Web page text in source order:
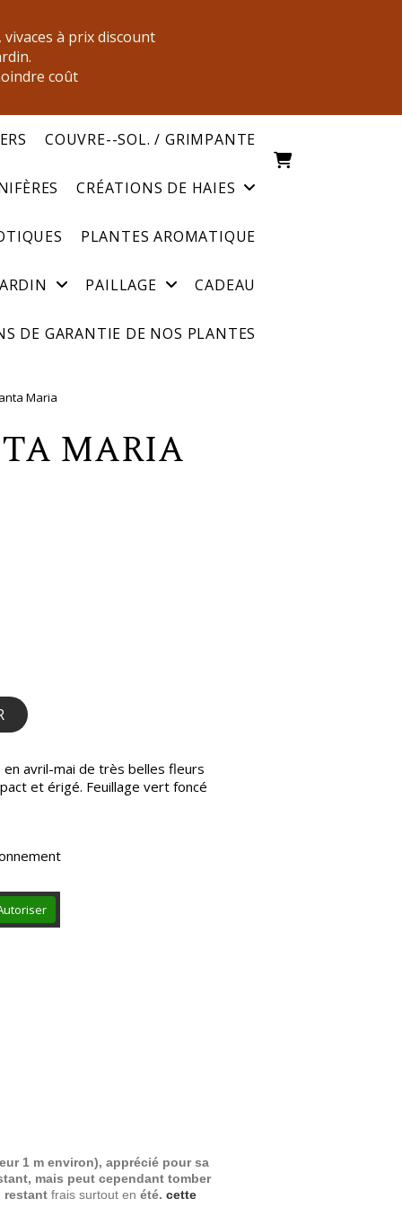
à prix discount
coût
COUVRE--SOL. / GRIMPANTE
CRÉATIONS DE HAIES
PLANTES AROMATIQUE
PAILLAGE CADEAU
DE GARANTIE DE NOS PLANTES
Maria
MARIA
avril-mai de très belles fleurs
et érigé. Feuillage vert foncé
1 m environ), apprécié pour sa
mais peut cependant tomber
restant frais surtout en été. cette